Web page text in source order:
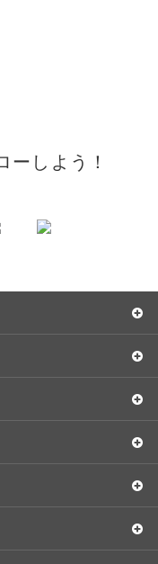
ーしよう！